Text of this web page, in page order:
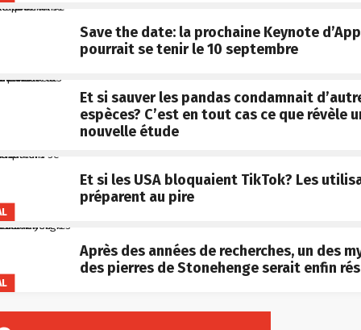
Save the date: la prochaine Keynote
pourrait se tenir le 10 septembre
Et si sauver les pandas condamnait
espèces? C’est en tout cas ce que révèle
nouvelle étude
Et si les USA bloquaient TikTok? Les
préparent au pire
Après des années de recherches, un des
des pierres de Stonehenge serait enfin